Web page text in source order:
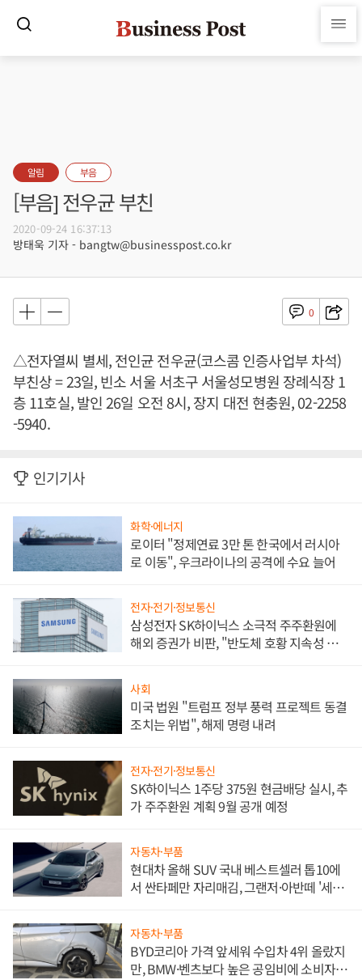
알림 부음
[부음] 전우균 부친
2020-09-24 16:37:13
방태욱 기자 - bangtw@businesspost.co.kr
0
△전자열씨 별세, 전인균 전우균(코스콤 인증사업부 차석)
부친상 = 23일, 빈소 서울 서초구 서울성모병원 장례식장 1
층 11호실, 발인 26일 오전 8시, 장지 대전 현충원, 02-2258
-5940.
인기기사
화학·에너지
로이터 "정제연료 3만 톤 한국에서 러시아
로 이동", 우크라이나의 공격에 수요 늘어
전자·전기·정보통신
삼성전자 SK하이닉스 소극적 주주환원에
해외 증권가 비판, "반도체 호황 지속성 의
사회
미국 법원 "트럼프 정부 풍력 프로젝트 동결
조치는 위법", 해제 명령 내려
전자·전기·정보통신
SK하이닉스 1주당 375원 현금배당 실시, 추
가 주주환원 계획 9월 공개 예정
자동차·부품
현대차 올해 SUV 국내 베스트셀러 톱10에
서 싼타페만 자리매김, 그랜저·아반떼 '세단
자동차·부품
BYD코리아 가격 앞세워 수입차 4위 올랐지
만, BMW·벤츠보다 높은 공임비에 소비자